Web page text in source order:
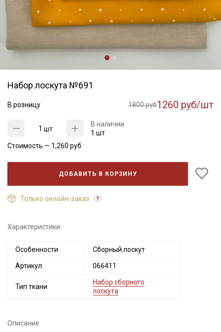
Набор лоскута №691
В розницу 1800 руб1260 руб/шт
шт
В наличии
1 шт
Стоимость — 1,260 руб
ДОБАВИТЬ В КОРЗИНУ
Только онлайн-заказ
Характеристики
Особенности Сборный лоскут
Артикул 066411
Тип ткани
Набор сборного
лоскута
Описание
промокоды и скидки до 30% на узкие
категории тканей